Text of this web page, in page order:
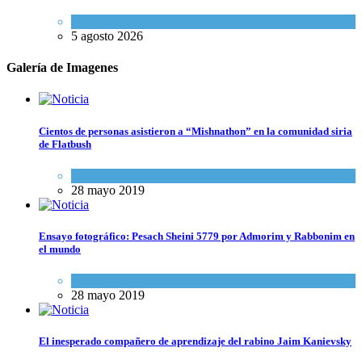
5 agosto 2026
Galería de Imagenes
Cientos de personas asistieron a “Mishnathon” en la comunidad siria
de Flatbush
28 mayo 2019
Ensayo fotográfico: Pesach Sheini 5779 por Admorim y Rabbonim en
el mundo
28 mayo 2019
El inesperado compañero de aprendizaje del rabino Jaim Kanievsky